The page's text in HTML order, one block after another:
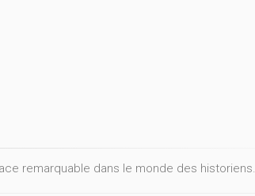
remarquable dans le monde des historiens.